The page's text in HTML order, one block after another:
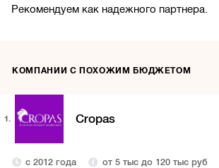
Рекомендуем как надежного партнера.
КОМПАНИИ С ПОХОЖИМ БЮДЖЕТОМ
1. Cropas
с 2012 года от 5 тыс до 120 тыс руб